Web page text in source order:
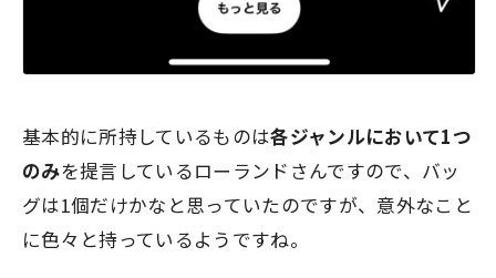
基本的に所持しているものは各ジャンルにおいて1つ
のみを提言しているローランドさんですので、バッ
グは1個だけかなと思っていたのですが、意外なこと
に色々と持っているようですね。